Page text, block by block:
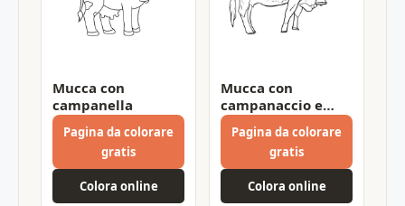
Mucca con
campanella
Pagina da colorare
gratis
Colora online
Mucca con
campanaccio e
corna
Pagina da colorare
gratis
Colora online